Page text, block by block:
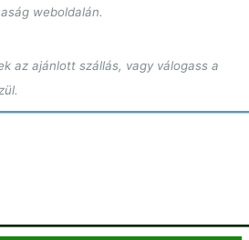
weboldalán.
az ajánlott szállás, vagy válogass a